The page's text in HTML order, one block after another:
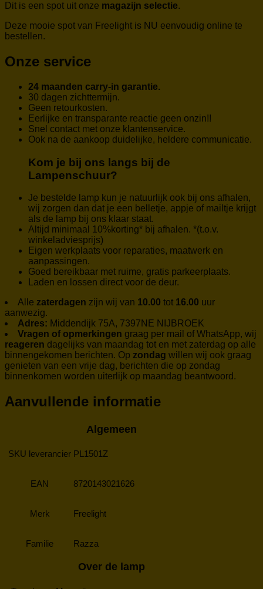
Dit is een spot uit onze magazijn selectie.
Deze mooie spot van Freelight is NU eenvoudig online te
bestellen.
Onze service
24 maanden carry-in garantie.
30 dagen zichttermijn.
Geen retourkosten.
Eerlijke en transparante reactie geen onzin!!
Snel contact met onze klantenservice.
Ook na de aankoop duidelijke, heldere communicatie.
Kom je bij ons langs bij de
Lampenschuur?
Je bestelde lamp kun je natuurlijk ook bij ons afhalen,
wij zorgen dan dat je een belletje, appje of mailtje krijgt
als de lamp bij ons klaar staat.
Altijd minimaal 10%korting* bij afhalen. *(t.o.v.
winkeladviesprijs)
Eigen werkplaats voor reparaties, maatwerk en
aanpassingen.
Goed bereikbaar met ruime, gratis parkeerplaats.
Laden en lossen direct voor de deur.
Alle zaterdagen zijn wij van 10.00 tot 16.00 uur
aanwezig.
Adres: Middendijk 75A, 7397NE NIJBROEK
Vragen of opmerkingen graag per mail of WhatsApp, wij
reageren dagelijks van maandag tot en met zaterdag op alle
binnengekomen berichten. Op zondag willen wij ook graag
genieten van een vrije dag, berichten die op zondag
binnenkomen worden uiterlijk op maandag beantwoord.
Aanvullende informatie
Algemeen
SKU leverancier PL1501Z
EAN 8720143021626
Merk Freelight
Familie Razza
Over de lamp